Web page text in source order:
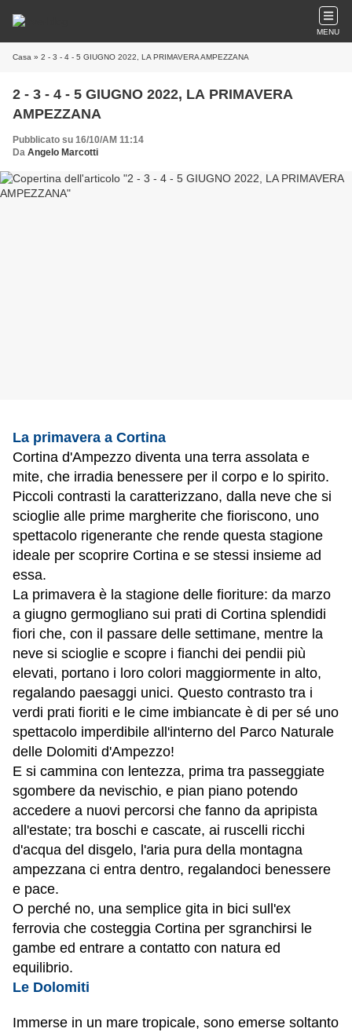
MENU
Casa » 2 - 3 - 4 - 5 GIUGNO 2022, LA PRIMAVERA AMPEZZANA
2 - 3 - 4 - 5 GIUGNO 2022, LA PRIMAVERA
AMPEZZANA
Pubblicato su 16/10/AM 11:14
Da Angelo Marcotti
La primavera a Cortina
Cortina d'Ampezzo diventa una terra assolata e
mite, che irradia benessere per il corpo e lo spirito.
Piccoli contrasti la caratterizzano, dalla neve che si
scioglie alle prime margherite che fioriscono, uno
spettacolo rigenerante che rende questa stagione
ideale per scoprire Cortina e se stessi insieme ad
essa.
La primavera è la stagione delle fioriture: da marzo
a giugno germogliano sui prati di Cortina splendidi
fiori che, con il passare delle settimane, mentre la
neve si scioglie e scopre i fianchi dei pendii più
elevati, portano i loro colori maggiormente in alto,
regalando paesaggi unici. Questo contrasto tra i
verdi prati fioriti e le cime imbiancate è di per sé uno
spettacolo imperdibile all'interno del Parco Naturale
delle Dolomiti d'Ampezzo!
E si cammina con lentezza, prima tra passeggiate
sgombere da nevischio, e pian piano potendo
accedere a nuovi percorsi che fanno da apripista
all'estate; tra boschi e cascate, ai ruscelli ricchi
d'acqua del disgelo, l'aria pura della montagna
ampezzana ci entra dentro, regalandoci benessere
e pace.
O perché no, una semplice gita in bici sull'ex
ferrovia che costeggia Cortina per sgranchirsi le
gambe ed entrare a contatto con natura ed
equilibrio.
Le Dolomiti
Immerse in un mare tropicale, sono emerse soltanto